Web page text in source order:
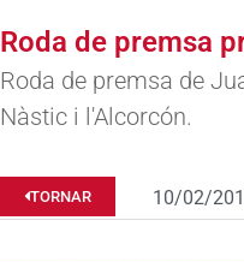
Roda de premsa
Roda de premsa de
Nàstic i l'Alcorcón.
TORNAR 10/02/